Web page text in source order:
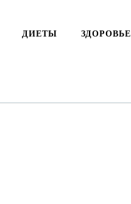
ДИЕТЫ ЗДОРОВЬЕ